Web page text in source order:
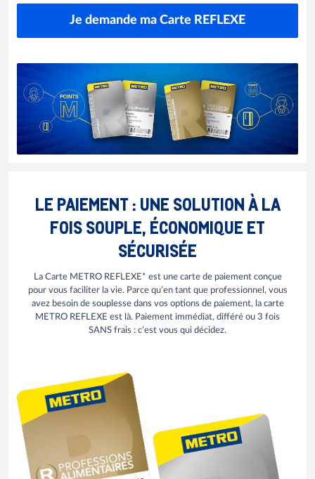
Je demande ma Carte REFLEXE
LE PAIEMENT : UNE SOLUTION À LA
FOIS SOUPLE, ÉCONOMIQUE ET
SÉCURISÉE
La Carte METRO REFLEXE* est une carte de paiement conçue
pour vous faciliter la vie. Parce qu’en tant que professionnel, vous
avez besoin de souplesse dans vos options de paiement, la carte
METRO REFLEXE est là. Paiement immédiat, différé ou 3 fois
SANS frais : c’est vous qui décidez.